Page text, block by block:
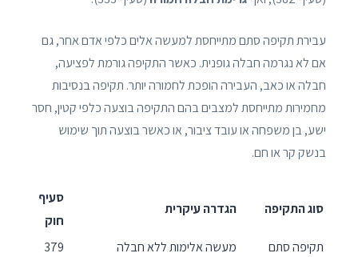
עבירת תקיפה סתם מתייחסת למעשה אלים כלפי אדם אחר, גם
אם לא נגרמה חבלה גופנית. כאשר התקיפה גורמת לפציעה,
חבלה או כאב, העבירה הופכת לחמורה יותר. תקיפה בנסיבות
מחמירות מתייחסת למצבים בהם התקיפה בוצעה כלפי קטין, חסר
ישע, בן משפחה או עובד ציבור, או כאשר בוצעה תוך שימוש
בנשק קר או חם.
סוג התקיפה הגדרה עיקרית
סעיף
חוק
תקיפה סתם
מעשה אלימות ללא חבלה
379